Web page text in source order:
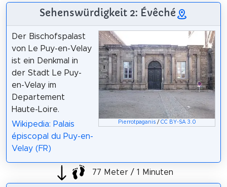
Sehenswürdigkeit 2: Évêché
Pierrotpaganis/ CC BY-SA 3.0
Der Bischofspalast
von Le Puy-en-Velay
ist ein Denkmal in
der Stadt Le Puy-
en-Velay im
Departement
Haute-Loire.
Wikipedia: Palais
épiscopal du Puy-en-
Velay (FR)
77 Meter / 1 Minuten